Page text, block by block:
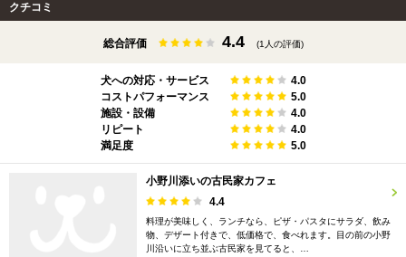
クチコミ
総合評価 4.4 (1人の評価)
犬への対応・サービス
4.0
コストパフォーマンス
5.0
施設・設備
4.0
リピート
4.0
満足度
5.0
小野川添いの古民家カフェ
4.4
料理が美味しく、ランチなら、ピザ・パスタにサラダ、飲み
物、デザート付きで、低価格で、食べれます。目の前の小野
川沿いに立ち並ぶ古民家を見てると、…